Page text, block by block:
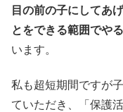
目の前の子にしてあ
とをできる範囲でやる
います。
私も超短期間ですが
ていただき、「保護